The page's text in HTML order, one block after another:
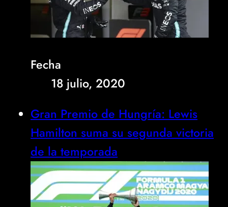
Fecha
18 julio, 2020
Gran Premio de Hungría: Lewis
Hamilton suma su segunda victoria
de la temporada